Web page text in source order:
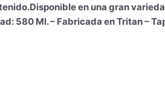
en una gran
580 Ml. – Fabricada en Tritan –